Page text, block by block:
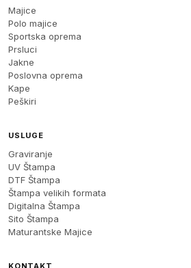
Majice
Polo majice
Sportska oprema
Prsluci
Jakne
Poslovna oprema
Kape
Peškiri
USLUGE
Graviranje
UV Štampa
DTF Štampa
Štampa velikih formata
Digitalna Štampa
Sito Štampa
Maturantske Majice